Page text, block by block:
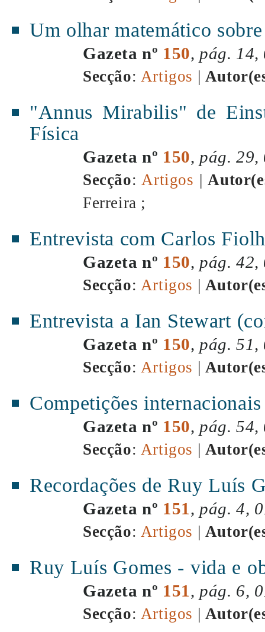
Um olhar matemático
Gazeta nº 150, pág. 14,
Secção: Artigos |
"Annus Mirabilis" de
Física
Gazeta nº 150, pág. 29,
Secção: Artigos |
Ferreira ;
Entrevista com Carlos
Gazeta nº 150, pág. 42,
Secção: Artigos |
Entrevista a Ian Stewart
Gazeta nº 150, pág. 51,
Secção: Artigos |
Competições
Gazeta nº 150, pág. 54,
Secção: Artigos |
Recordações de Ruy Luís
Gazeta nº 151, pág. 4,
Secção: Artigos |
Ruy Luís Gomes - vida e
Gazeta nº 151, pág. 6,
Secção: Artigos |